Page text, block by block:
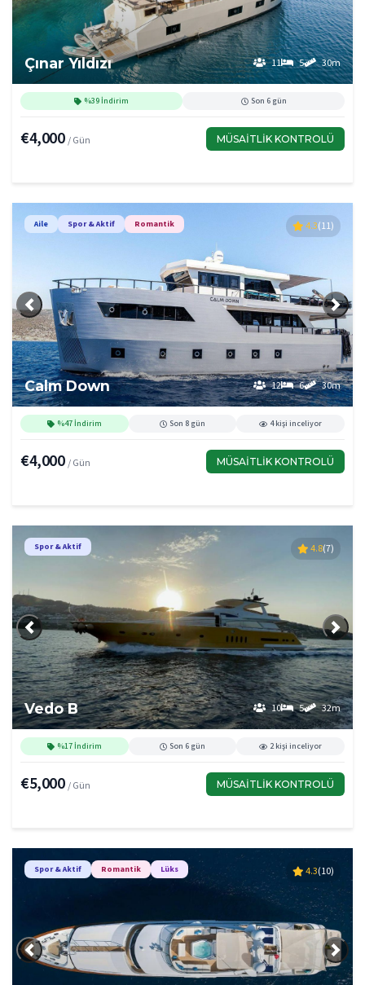
Çınar Yıldızı 11 5 30m
%39 İndirim Son 6 gün
€4,000 / Gün MÜSAITLIK KONTROLÜ
Önceki
Aile Spor & Aktif Romantik
Calm Down 12 6 30m
4.3(11)
%47 İndirim Son 8 gün 4 kişi inceliyor
€4,000 / Gün MÜSAITLIK KONTROLÜ
Önceki
Spor & Aktif
Vedo B 10 5 32m
4.8(7)
%17 İndirim Son 6 gün 2 kişi inceliyor
€5,000 / Gün MÜSAITLIK KONTROLÜ
Önceki
Spor & Aktif Romantik Lüks 4.3(10)